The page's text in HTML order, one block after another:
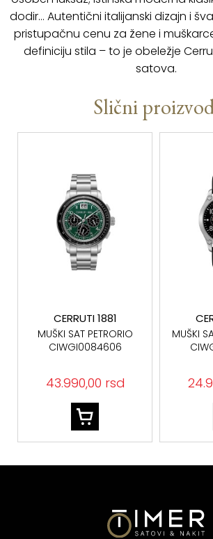
dodir… Autentični italijanski dizajn i
pristupačnu cenu za žene i
definiciju stila – to je obeležje
satova.
Slični
CERRUTI 1881
MUŠKI SAT BORGATELLO
CIWGC0096201
24.990,00 rsd
MUŠKI